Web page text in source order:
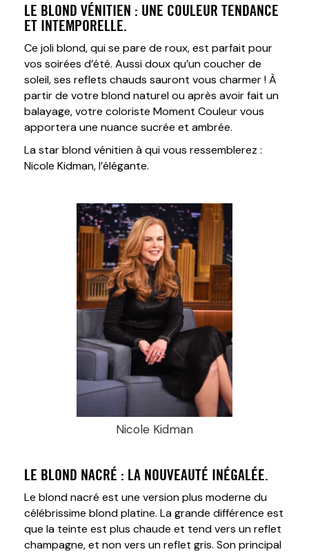
LE BLOND VÉNITIEN : UNE COULEUR TENDANCE
ET INTEMPORELLE.
Ce joli blond, qui se pare de roux, est parfait pour
vos soirées d’été. Aussi doux qu’un coucher de
soleil, ses reflets chauds sauront vous charmer ! À
partir de votre blond naturel ou après avoir fait un
balayage, votre coloriste Moment Couleur vous
apportera une nuance sucrée et ambrée.
La star blond vénitien à qui vous ressemblerez :
Nicole Kidman, l’élégante.
Nicole Kidman
LE BLOND NACRÉ : LA NOUVEAUTÉ INÉGALÉE.
Le blond nacré est une version plus moderne du
célébrissime blond platine. La grande différence est
que la teinte est plus chaude et tend vers un reflet
champagne, et non vers un reflet gris. Son principal